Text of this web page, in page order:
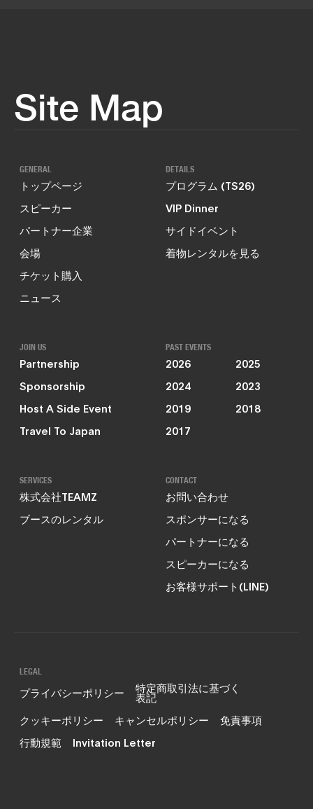
Site Map
GENERAL
トップページ
スピーカー
パートナー企業
会場
チケット購入
ニュース
DETAILS
プログラム (TS26)
VIP Dinner
サイドイベント
着物レンタルを見る
JOIN US
Partnership
Sponsorship
Host A Side Event
Travel To Japan
PAST EVENTS
2026
2025
2024
2023
2019
2018
2017
SERVICES
株式会社TEAMZ
ブースのレンタル
CONTACT
お問い合わせ
スポンサーになる
パートナーになる
スピーカーになる
お客様サポート(LINE)
LEGAL
プライバシーポリシー 特定商取引法に基づく
表記
クッキーポリシー
キャンセルポリシー
免責事項
行動規範
Invitation Letter